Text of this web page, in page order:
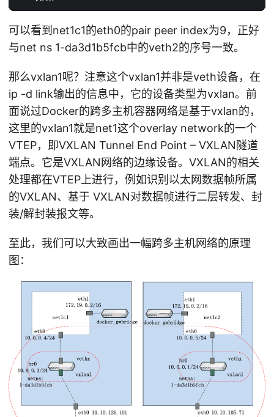
可以看到net1c1的eth0的pair peer index为9，正好
与net ns 1-da3d1b5fcb中的veth2的序号一致。
那么vxlan1呢？注意这个vxlan1并非是veth设备，在
ip -d link输出的信息中，它的设备类型为vxlan。前
面说过Docker的跨多主机容器网络是基于vxlan的，
这里的vxlan1就是net1这个overlay network的一个
VTEP，即VXLAN Tunnel End Point – VXLAN隧道
端点。它是VXLAN网络的边缘设备。VXLAN的相关
处理都在VTEP上进行，例如识别以太网数据帧所属
的VXLAN、基于 VXLAN对数据帧进行二层转发、封
装/解封装报文等。
至此，我们可以大致画出一幅跨多主机网络的原理
图：